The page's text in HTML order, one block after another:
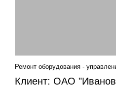
Клиент: ОАО
Ремонт оборудования -